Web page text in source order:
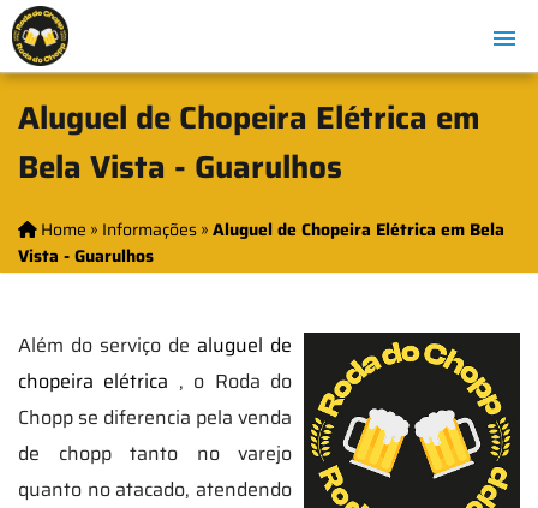
Aluguel de Chopeira Elétrica em
Bela Vista - Guarulhos
Home » Informações»Aluguel de Chopeira Elétrica em Bela
Vista - Guarulhos
Além do serviço de aluguel de
chopeira elétrica , o Roda do
Chopp se diferencia pela venda
de chopp tanto no varejo
quanto no atacado, atendendo